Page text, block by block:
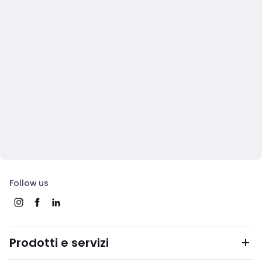
Follow us
Prodotti e servizi